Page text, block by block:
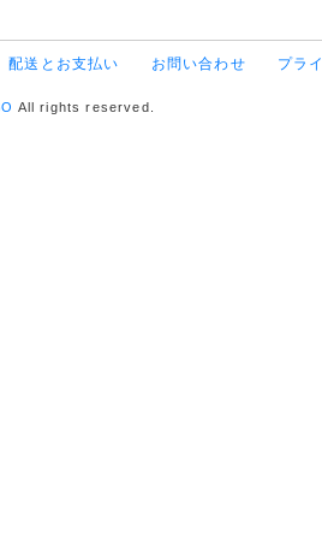
配送とお支払い お問い合わせ プラ
All rights reserved.